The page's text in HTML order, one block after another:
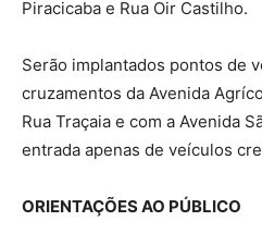
Piracicaba e Rua Oir Castilho.
Serão implantados pontos de
cruzamentos da Avenida
Rua Traçaia e com a Avenida
entrada apenas de veículos
ORIENTAÇÕES AO PÚBLICO